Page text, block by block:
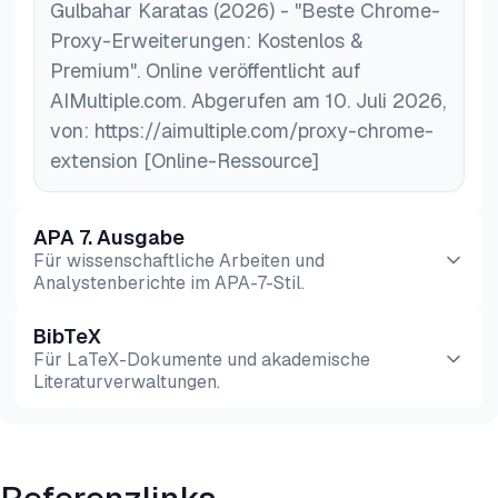
Gulbahar Karatas (2026) - "Beste Chrome-
Proxy-Erweiterungen: Kostenlos &
Premium". Online veröffentlicht auf
AIMultiple.com. Abgerufen am 10. Juli 2026,
von: https://aimultiple.com/proxy-chrome-
extension [Online-Ressource]
APA 7. Ausgabe
Für wissenschaftliche Arbeiten und
Analystenberichte im APA-7-Stil.
Vorschau
BibTeX
Für LaTeX-Dokumente und akademische
Literaturverwaltungen.